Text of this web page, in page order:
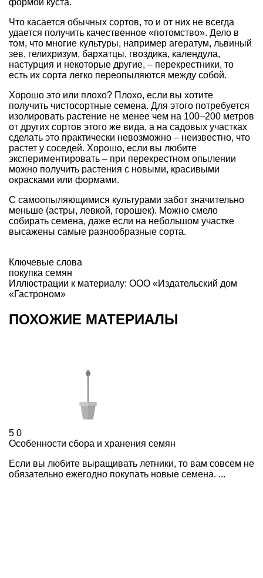
Что касается обычных сортов, то и от них не всегда
удается получить качественное «потомство». Дело в
том, что многие культуры, например агератум, львиный
зев, гелихризум, бархатцы, гвоздика, календула,
настурция и некоторые другие, – перекрестники, то
есть их сорта легко переопыляются между собой.
Хорошо это или плохо? Плохо, если вы хотите
получить чистосортные семена. Для этого потребуется
изолировать растение не менее чем на 100–200 метров
от других сортов этого же вида, а на садовых участках
сделать это практически невозможно – неизвестно, что
растет у соседей. Хорошо, если вы любите
экспериментировать – при перекрестном опылении
можно получить растения с новыми, красивыми
окрасками или формами.
С самоопыляющимися культурами забот значительно
меньше (астры, левкой, горошек). Можно смело
собирать семена, даже если на небольшом участке
высажены самые разнообразные сорта.
Ключевые слова
покупка семян
Иллюстрации к материалу: ООО «Издательский дом
«Гастроном»
ПОХОЖИЕ МАТЕРИАЛЫ
5 0
Особенности сбора и хранения семян
Если вы любите выращивать летники, то вам совсем не
обязательно ежегодно покупать новые семена. ...